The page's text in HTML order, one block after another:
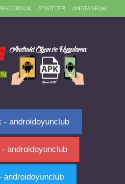
FACEBOOK //TWITTER //INSTAGRAM
- androidoyunclub
androidoyunclub
androidoyunclub